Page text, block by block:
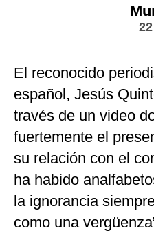
El reconocido
español, Jesús
través de un video
fuertemente el
su relación con el
ha habido
la ignorancia
como una